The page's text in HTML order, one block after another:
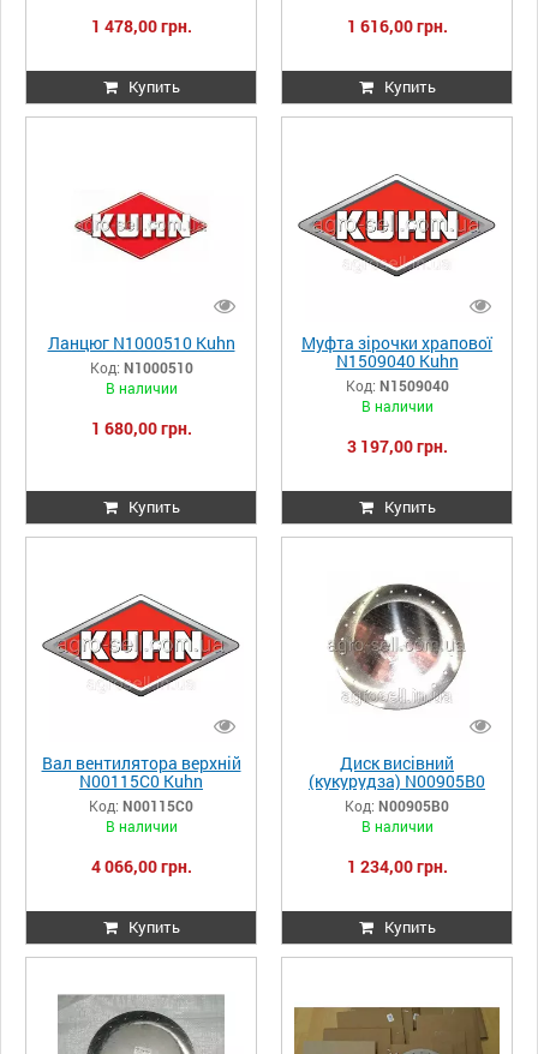
1 478,00 грн.
Купить
1 616,00 грн.
Купить
Ланцюг N1000510 Kuhn
Код: N1000510
В наличии
1 680,00 грн.
Купить
Муфта зірочки храпової
N1509040 Kuhn
Код: N1509040
В наличии
3 197,00 грн.
Купить
Вал вентилятора верхній
N00115C0 Kuhn
Код: N00115C0
В наличии
4 066,00 грн.
Купить
Диск висівний
(кукурудза) N00905B0
Kuhn
Код: N00905B0
В наличии
1 234,00 грн.
Купить